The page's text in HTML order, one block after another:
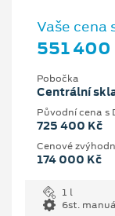
Vaše cena
551 400
Pobočka
Centrální
Původní cena s
725 400 Kč
Cenové
174 000 Kč
1 l
6st.